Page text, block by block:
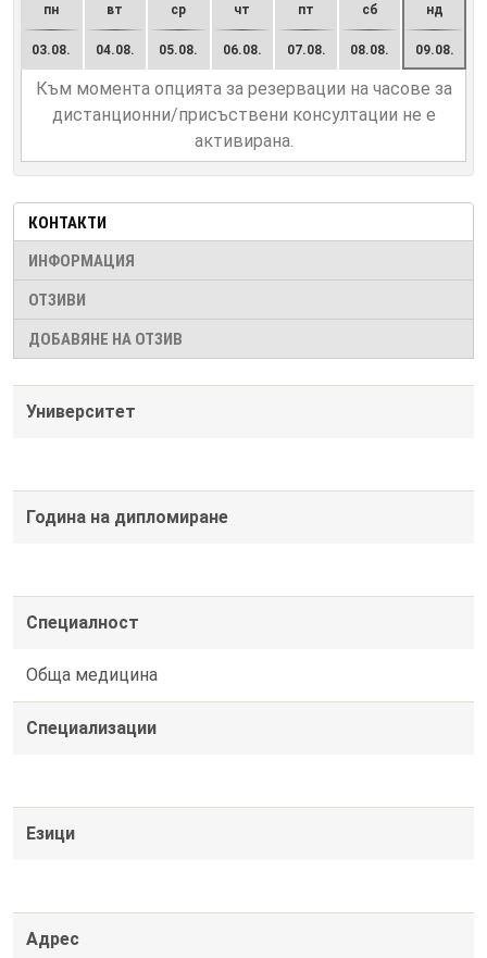
пн
03.08.
вт
04.08.
ср
05.08.
чт
06.08.
пт
07.08.
сб
08.08.
нд
09.08.
Към момента опцията за резервации на часове за
дистанционни/присъствени консултации не е
активирана.
КОНТАКТИ
ИНФОРМАЦИЯ
ОТЗИВИ
ДОБАВЯНЕ НА ОТЗИВ
Университет
Година на дипломиране
Специалност
Обща медицина
Специализации
Езици
Адрес